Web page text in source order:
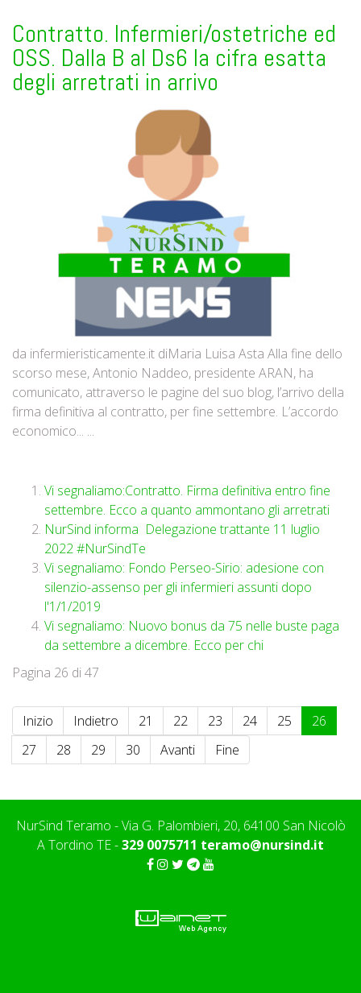
Contratto. Infermieri/ostetriche ed
OSS. Dalla B al Ds6 la cifra esatta
degli arretrati in arrivo
da infermieristicamente.it diMaria Luisa Asta Alla fine dello
scorso mese, Antonio Naddeo, presidente ARAN, ha
comunicato, attraverso le pagine del suo blog, l’arrivo della
firma definitiva al contratto, per fine settembre. L’accordo
economico... ...
Vi segnaliamo:Contratto. Firma definitiva entro fine
settembre. Ecco a quanto ammontano gli arretrati
NurSind informa Delegazione trattante 11 luglio
2022 #NurSindTe
Vi segnaliamo: Fondo Perseo-Sirio: adesione con
silenzio-assenso per gli infermieri assunti dopo
l'1/1/2019
Vi segnaliamo: Nuovo bonus da 75 nelle buste paga
da settembre a dicembre. Ecco per chi
Pagina 26 di 47
Inizio Indietro 21 22 23 24 25
26
27
28 29 30 Avanti Fine
NurSind Teramo - Via G. Palombieri, 20, 64100 San Nicolò
A Tordino TE -329 0075711 teramo@nursind.it